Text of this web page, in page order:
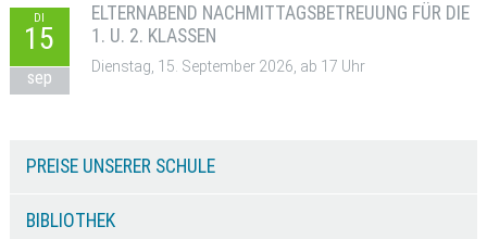
DI
15
sep
ELTERNABEND NACHMITTAGSBETREUUNG FÜR DIE
1. U. 2. KLASSEN
Dienstag, 15. September 2026, ab 17 Uhr
PREISE UNSERER SCHULE
BIBLIOTHEK